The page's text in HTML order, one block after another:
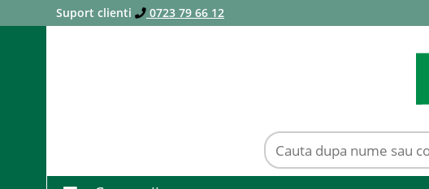
Suport clienti 0723 79 66 12